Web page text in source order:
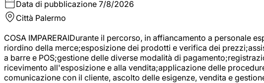
Data di pubblicazione 7/8/2026
Città Palermo
COSA IMPARERAIDurante il percorso, in affiancamento a personale
riordino della merce;esposizione dei prodotti e verifica dei
a barre e POS;gestione delle diverse modalità di
ricevimento all'esposizione e alla vendita;applicazione delle
comunicazione con il cliente, ascolto delle esigenze, vendita e